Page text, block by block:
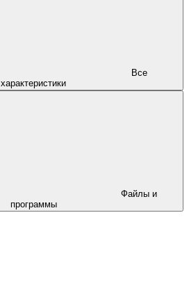
характеристики
программы